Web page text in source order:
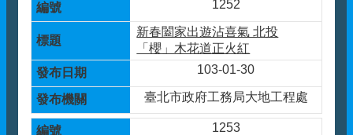
1252
新春闔家出遊沾喜氣 北投
「櫻」木花道正火紅
103-01-30
臺北市政府工務局大地工程處
1253